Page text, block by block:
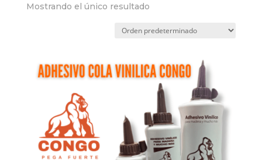
Mostrando el único resultado